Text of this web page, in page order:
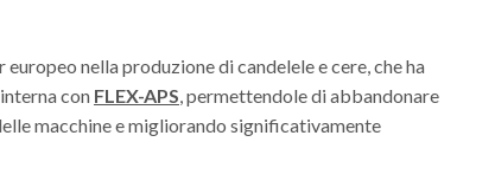
nella produzione di candelele e cere, che ha
con FLEX-APS, permettendole di abbandonare
macchine e migliorando significativamente